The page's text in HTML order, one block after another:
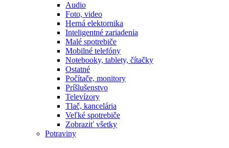
Audio
Foto, video
Herná elektornika
Inteligentné zariadenia
Malé spotrebiče
Mobilné telefóny
Notebooky, tablety, čítačky
Ostatné
Počítače, monitory
Príšlušenstvo
Televízory
Tlač, kancelária
Veľké spotrebiče
Zobraziť všetky
Potraviny